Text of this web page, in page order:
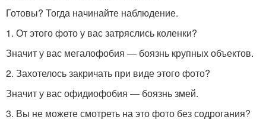
Готовы? Тогда начинайте наблюдение.
1. От этого фото у вас затряслись коленки?
Значит у вас мегалофобия — боязнь крупных объектов.
2. Захотелось закричать при виде этого фото?
Значит у вас офидиофобия — боязнь змей.
3. Вы не можете смотреть на это фото без содрогания?